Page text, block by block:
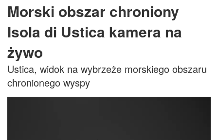
Morski obszar chroniony
Isola di Ustica kamera na
żywo
Ustica, widok na wybrzeże morskiego obszaru
chronionego wyspy